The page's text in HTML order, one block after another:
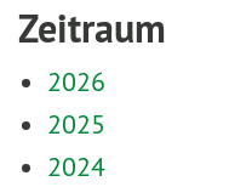
Zeitraum
2026
2025
2024